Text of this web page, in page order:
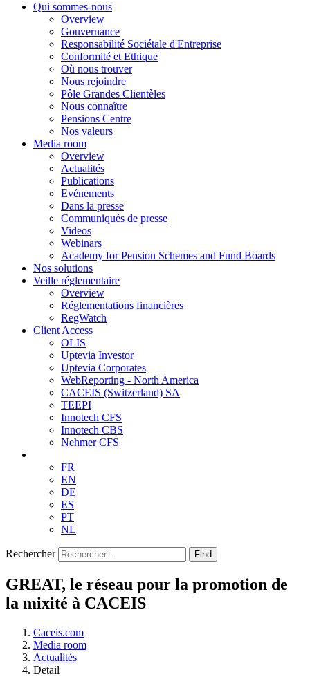
Qui sommes-nous
Overview
Gouvernance
Responsabilité Sociétale d'Entreprise
Conformité et Ethique
Où nous trouver
Nous rejoindre
Pôle Grandes Clientèles
Nous connaître
Pensions Centre
Nos valeurs
Media room
Overview
Actualités
Publications
Evénements
Dans la presse
Communiqués de presse
Videos
Webinars
Academy for Pension Schemes and Fund Boards
Nos solutions
Veille réglementaire
Overview
Réglementations financières
RegWatch
Client Access
OLIS
Uptevia Investor
Uptevia Corporates
WebReporting - North America
CACEIS (Switzerland) SA
TEEPI
Innotech CFS
Innotech CBS
Nehmer CFS
FR
EN
DE
ES
PT
NL
Rechercher Find
GREAT, le réseau pour la promotion de
la mixité à CACEIS
Caceis.com
Media room
Actualités
Detail